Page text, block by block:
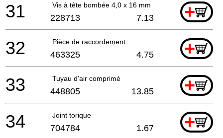
Vis à tête bombée 4,0 x 16 mm +
31 228713 7.13
Pièce de raccordement +
32 463325 4.75
Tuyau d'air comprimé +
33 448805 13.85
Joint torique +
34 704784 1.67